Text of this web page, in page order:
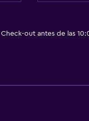
out antes de las